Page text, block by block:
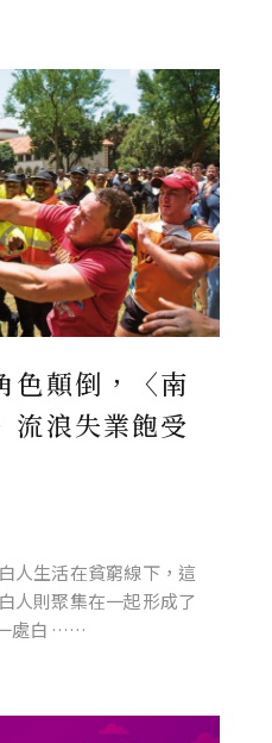
色顛倒，〈南
流浪失業飽受
人生活在貧窮線下，這
人則聚集在一起形成了
一處白 ……